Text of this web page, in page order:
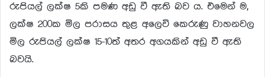
රුපියල් ලක්ෂ 5කි පමණ අඩු වී ඇති බව ය. එමෙන් ම,
ලක්ෂ 200ක මිල පරාසය තුළ අලෙවි කෙරුණු වාහනවල
මිල රුපියල් ලක්ෂ 15-10ත් අතර අගයකින් අඩු වී ඇති
බවයි.